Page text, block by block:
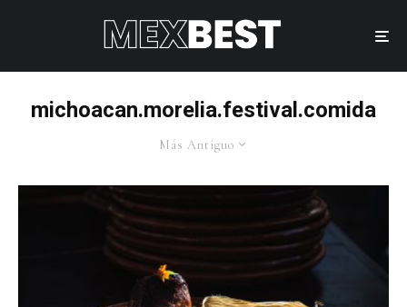
michoacan.morelia.festival.comida
Más Antiguo